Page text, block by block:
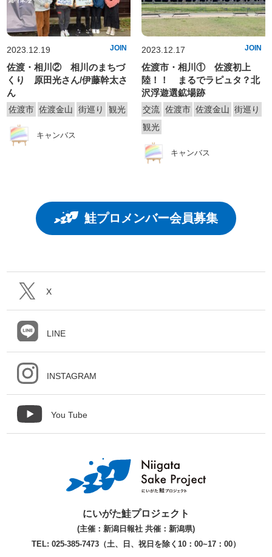
2023.12.19 JOIN
佐渡・相川② 相川のまちづ
くり 原田光さん/伊藤幹太さ
ん
佐渡市 佐渡金山 街巡り 観光
キャンバス
2023.12.17 JOIN
佐渡市・相川① 佐渡初上
陸！！ まるでラピュタ？北
沢浮遊選鉱場跡
交流 佐渡市 佐渡金山 街巡り
観光
キャンバス
鮭プロメンバー会員募集
X
LINE
INSTAGRAM
You Tube
にいがた鮭プロジェクト
(主催：新潟日報社 共催：新潟県)
TEL: 025-385-7473（土、日、祝日を除く10：00~17：00）